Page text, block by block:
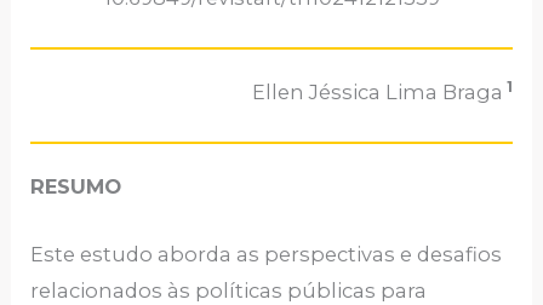
Ellen Jéssica Lima Braga 1
RESUMO
Este estudo aborda as perspectivas e desafios
relacionados às políticas públicas para